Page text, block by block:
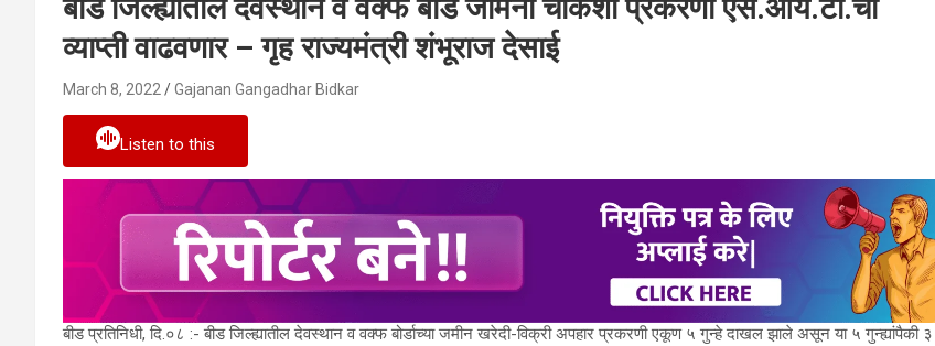
बीड जिल्ह्यातील देवस्थान व वक्फ बोर्ड जमिनी चौकशी प्रकरणी एस.आय.टी.ची
व्याप्ती वाढवणार – गृह राज्यमंत्री शंभूराज देसाई
March 8, 2022 Gajanan Gangadhar Bidkar
Listen to this
बीड प्रतिनिधी, दि.०८ :- बीड जिल्ह्यातील देवस्थान व वक्फ बोर्डाच्या जमीन खरेदी-विक्री अपहार प्रकरणी एकूण ५ गुन्हे दाखल झाले असून या ५ गुन्ह्यांपैकी ३